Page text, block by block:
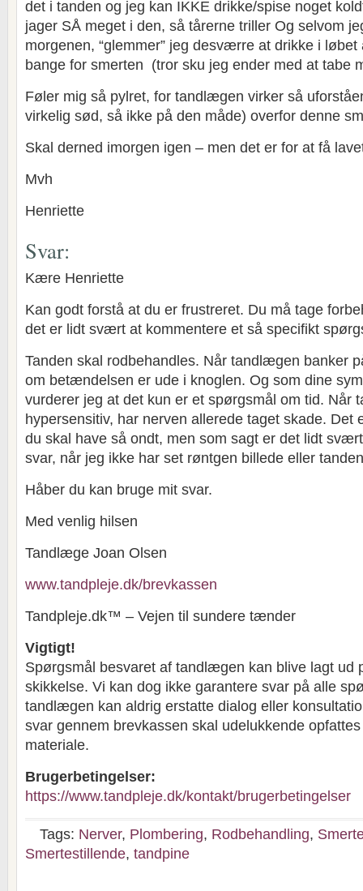
det i tanden og jeg kan IKKE drikke/spise noget
jager SÅ meget i den, så tårerne triller Og selvom
morgenen, “glemmer” jeg desværre at drikke i
bange for smerten (tror sku jeg ender med at tabe
Føler mig så pylret, for tandlægen virker så
virkelig sød, så ikke på den måde) overfor denne
Skal derned imorgen igen – men det er for at få
Mvh
Henriette
Svar:
Kære Henriette
Kan godt forstå at du er frustreret. Du må tage
det er lidt svært at kommentere et så specifikt
Tanden skal rodbehandles. Når tandlægen banker
om betændelsen er ude i knoglen. Og som dine
vurderer jeg at det kun er et spørgsmål om tid. Når
hypersensitiv, har nerven allerede taget skade. Det
du skal have så ondt, men som sagt er det lidt
svar, når jeg ikke har set røntgen billede eller
Håber du kan bruge mit svar.
Med venlig hilsen
Tandlæge Joan Olsen
www.tandpleje.dk/brevkassen
Tandpleje.dk™ – Vejen til sundere tænder
Vigtigt!
Spørgsmål besvaret af tandlægen kan blive lagt ud
skikkelse. Vi kan dog ikke garantere svar på alle
tandlægen kan aldrig erstatte dialog eller
svar gennem brevkassen skal udelukkende
materiale.
Brugerbetingelser:
https://www.tandpleje.dk/kontakt/brugerbetingelser
Tags: Nerver, Plombering, Rodbehandling,
Smertestillende, tandpine